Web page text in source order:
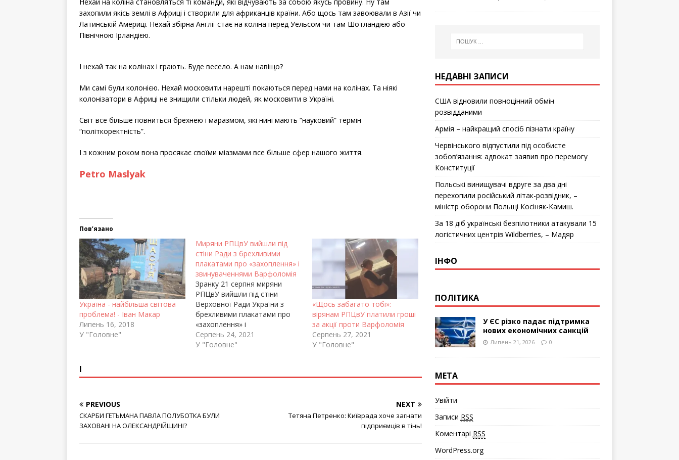
захопили якісь землі в Африці і створили для африканців країни. Або щось там завоювали в Азії чи
Латинській Америці. Нехай збірна Англії стає на коліна перед Уельсом чи там Шотландією або
Північною Ірландією.
І нехай так на колінах і грають. Буде весело. А нам навіщо?
Ми самі були колонією. Нехай московити нарешті покаються перед нами на колінах. Та ніякі
колонізатори в Африці не знищили стільки людей, як московити в Україні.
Світ все більше повниться брехнею і маразмом, які нині мають “науковий” термін
“політкоректність”.
І з кожним роком вона просякає своїми міазмами все більше сфер нашого життя.
Petro Maslyak
Пов’язано
Україна - найбільша світова
проблема! - Іван Макар
Липень 16, 2018
У "Головне"
Миряни РПЦвУ вийшли під
стіни Ради з брехливими
плакатами про «захоплення» і
звинуваченнями Варфоломія
Зранку 21 серпня миряни
РПЦвУ вийшли під стіни
Верховної Ради України з
брехливими плакатами про
«захоплення» і
звинуваченнями в цих
«захопленнях» особисто
плакатами їм вдасться
РПЦ в Україні із 2018 року, а
Серпень 24, 2021
У "Головне"
«Щось забагато тобі»:
вірянам РПЦвУ платили гроші
за акції проти Варфоломія
Серпень 27, 2021
У "Головне"
І
PREVIOUS
СКАРБИ ГЕТЬМАНА ПАВЛА ПОЛУБОТКА БУЛИ
ЗАХОВАНІ НА ОЛЕКСАНДРІЙЩИНІ?
NEXT
Тетяна Петренко: Київрада хоче загнати
підприємців в тінь!
НЕДАВНІ ЗАПИСИ
США відновили повноцінний обмін
розвідданими
Армія – найкращий спосіб пізнати країну
Червінського відпустили під особисте
зобов’язання: адвокат заявив про перемогу
Конституції
Польські винищувачі вдруге за два дні
перехопили російський літак-розвідник, –
міністр оборони Польщі Косіняк-Камиш.
За 18 діб українські безпілотники атакували 15
логістичних центрів Wildberries, – Мадяр
ІНФО
ПОЛІТИКА
У ЄС різко падає підтримка
нових економічних санкцій
Липень 21, 2026 0
МЕТА
Увійти
Записи RSS
Коментарі RSS
WordPress.org